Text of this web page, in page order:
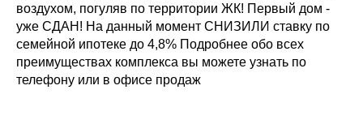
воздухом, погуляв по территории ЖК! Первый дом -
уже СДАН! На данный момент СНИЗИЛИ ставку по
семейной ипотеке до 4,8% Подробнее обо всех
преимуществах комплекса вы можете узнать по
телефону или в офисе продаж